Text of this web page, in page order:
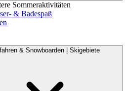
Sommeraktivitäten
& Badespaß
& Snowboarden | Skigebiete